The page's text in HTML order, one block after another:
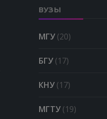
ВУЗЫ
МГУ(20)
БГУ(17)
КНУ(17)
МГТУ(19)